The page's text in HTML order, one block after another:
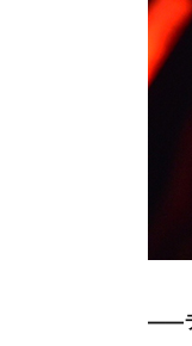
――ラ